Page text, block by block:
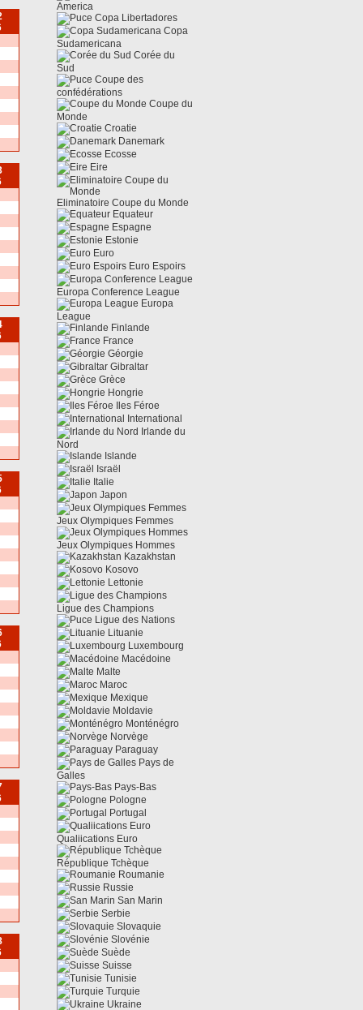
America
Copa Libertadores
Copa
Sudamericana
Corée du
Sud
Coupe des
confédérations
Coupe du
Monde
Croatie
Danemark
Ecosse
Eire
Eliminatoire Coupe du Monde
Equateur
Espagne
Estonie
Euro
Euro Espoirs
Europa Conference League
Europa
League
Finlande
France
Géorgie
Gibraltar
Grèce
Hongrie
Iles Féroe
International
Irlande du
Nord
Islande
Israël
Italie
Japon
Jeux Olympiques Femmes
Jeux Olympiques Hommes
Kazakhstan
Kosovo
Lettonie
Ligue des Champions
Ligue des Nations
Lituanie
Luxembourg
Macédoine
Malte
Maroc
Mexique
Moldavie
Monténégro
Norvège
Paraguay
Pays de
Galles
Pays-Bas
Pologne
Portugal
Qualiications Euro
République Tchèque
Roumanie
Russie
San Marin
Serbie
Slovaquie
Slovénie
Suède
Suisse
Tunisie
Turquie
Ukraine